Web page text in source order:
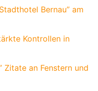
Bernau” am
Kontrollen in
Zitate an Fenstern und